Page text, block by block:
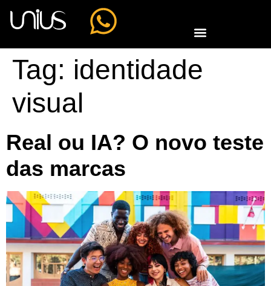
Tag: identidade
visual
Real ou IA? O novo teste
das marcas